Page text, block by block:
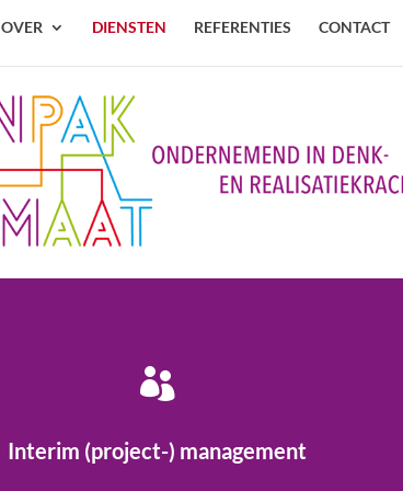
OVER DIENSTEN REFERENTIES CONTACT

Interim (project-) management